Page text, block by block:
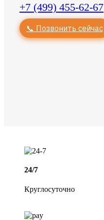
+7 (499) 455-62-67
📞 Позвонить сейчас
24/7
Круглосуточно